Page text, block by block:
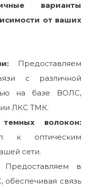
варианты
от ваших
Предоставляем
с различной
на базе ВОЛС,
ЛКС ТМК.
волокон:
к оптическим
сети.
Предоставляем в
связь